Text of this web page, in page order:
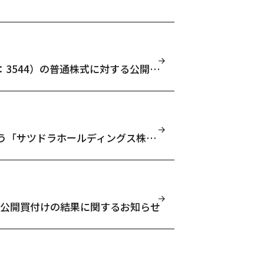
サツドラホールディングス株式会社（証券コード：3544）の普通株式に対する公開買付けの結果に関するお知らせ
（変更）公開買付届出書の訂正届出書の提出に伴う「サツドラホールディングス株式会社 （証券コード：3544）の普通株式に対する公開買付けの開始に関するお知らせ」の変更に関するお知らせ
開買付けの結果に関するお知らせ